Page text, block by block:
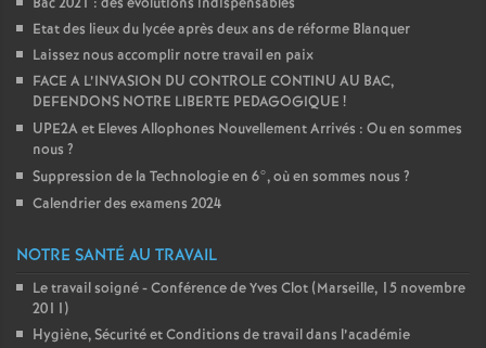
Etat des lieux du lycée après deux ans de réforme Blanquer
Laissez nous accomplir notre travail en paix
FACE A L’INVASION DU CONTROLE CONTINU AU BAC,
DEFENDONS NOTRE LIBERTE PEDAGOGIQUE !
UPE2A et Eleves Allophones Nouvellement Arrivés : Ou en sommes
nous ?
Suppression de la Technologie en 6°, où en sommes nous ?
Calendrier des examens 2024
NOTRE SANTÉ AU TRAVAIL
Le travail soigné - Conférence de Yves Clot (Marseille, 15 novembre
2011)
Hygiène, Sécurité et Conditions de travail dans l’académie